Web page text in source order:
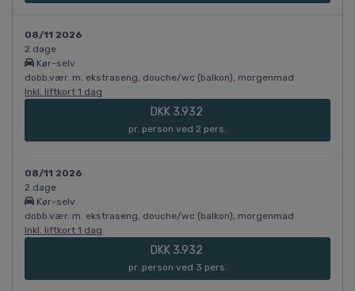
08/11 2026
2 dage
Kør-selv
dobb.vær. m. ekstraseng, douche/wc (balkon), morgenmad
Inkl. liftkort 1 dag
DKK 3.932
pr. person ved 2 pers.
08/11 2026
2 dage
Kør-selv
dobb.vær. m. ekstraseng, douche/wc (balkon), morgenmad
Inkl. liftkort 1 dag
DKK 3.932
pr. person ved 3 pers.